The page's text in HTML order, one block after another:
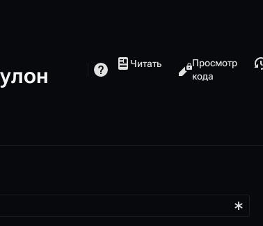
Просмотры
Читать
Просмотр
кода